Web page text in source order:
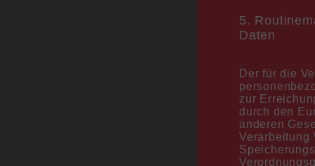
5.
Daten
Der für die
zur
durch den
anderen
Verarbeitung